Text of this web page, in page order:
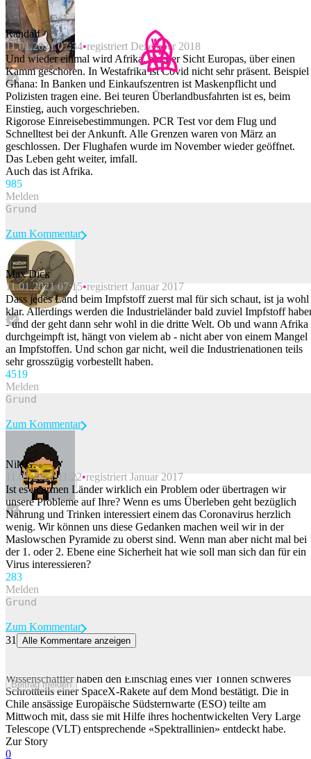
Randalf
11.01.2021 07:34 registriert Dezember 2018
Und wieder einmal wird Afrika, aus der Sicht Europas, über einen
Kamm geschoren. In Westafrika ist Covid nicht sehr präsent. Beispiel
Ghana: In Banken und Einkaufszentren ist Maskenpflicht und
Polizisten tragen eine. Bei teuren Überlandbusfahrten ist es, beim
Einstieg, auch vorgeschrieben.
Rigorose Einreisebestimmungen. PCR Test vor dem Flug und
Schnelltest bei der Ankunft. Alle Grenzen waren von März an
geschlossen. Der Flughafen wurde im November wieder geöffnet.
Das Leben geht weiter, imfall.
Auch das ist Afrika.
985
Melden
Beitrag melden
Zum Kommentar
Max Dick
11.01.2021 07:15 registriert Januar 2017
Dass jedes Land beim Impfstoff zuerst mal für sich schaut, ist ja wohl
klar. Allerdings werden die Industrieländer bald zuviel Impfstoff
- und der geht dann sehr wohl in die dritte Welt. Ob und wann Afrika
durchgeimpft ist, hängt von vielem ab - nicht aber von einem Mangel
an Impfstoffen. Und schon gar nicht, weil die Industrienationen teils
sehr grosszügig vorbestellt haben.
4519
Melden
Beitrag melden
Zum Kommentar
Nik G.
11.01.2021 11:22 registriert Januar 2017
Ist es in armen Länder wirklich ein Problem oder übertragen wir
unsere Probleme auf Ihre? Wenn es ums Überleben geht bezüglich
Nahrung und Trinken interessiert einem das Coronavirus herzlich
wenig. Wir können uns diese Gedanken machen weil wir in der
Maslowschen Pyramide zu oberst sind. Wenn man aber nicht mal bei
der 1. oder 2. Ebene eine Sicherheit hat wie soll man sich dan für ein
Virus interessieren?
283
Melden
Beitrag melden
Zum Kommentar
31
Alle Kommentare anzeigen
Wissenschaftler haben den Einschlag eines vier Tonnen schweres
Schrottteils einer SpaceX-Rakete auf dem Mond bestätigt. Die in
Chile ansässige Europäische Südsternwarte (ESO) teilte am
Mittwoch mit, dass sie mit Hilfe ihres hochentwickelten Very Large
Telescope (VLT) entsprechende «Spektrallinien» entdeckt habe.
Zur Story
0